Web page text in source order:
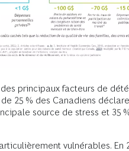
des principaux facteurs de
25 % des Canadiens
source de stress et 35
vulnérables. En